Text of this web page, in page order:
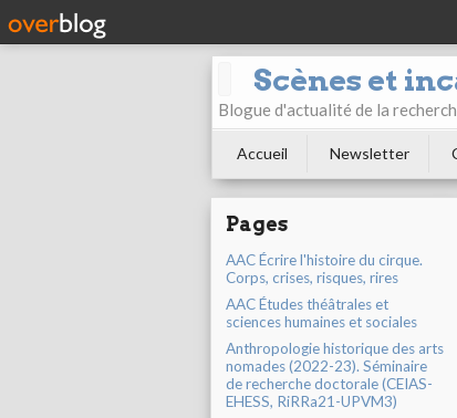
Scènes et
Blogue d'actualité de la
Accueil Newsletter
Pages
AAC Écrire l'histoire du cirque.
Corps, crises, risques, rires
AAC Études théâtrales et
sciences humaines et sociales
Anthropologie historique des arts
nomades (2022-23). Séminaire
de recherche doctorale (CEIAS-
EHESS, RiRRa21-UPVM3)